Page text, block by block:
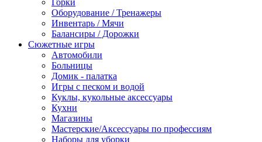
Горки
Оборудование / Тренажеры
Инвентарь / Мячи
Балансиры / Дорожки
Сюжетные игры
Автомобили
Больницы
Домик - палатка
Игры с песком и водой
Куклы, кукольные аксессуары
Кухни
Магазины
Мастерские/Аксессуары по профессиям
Наборы для уборки